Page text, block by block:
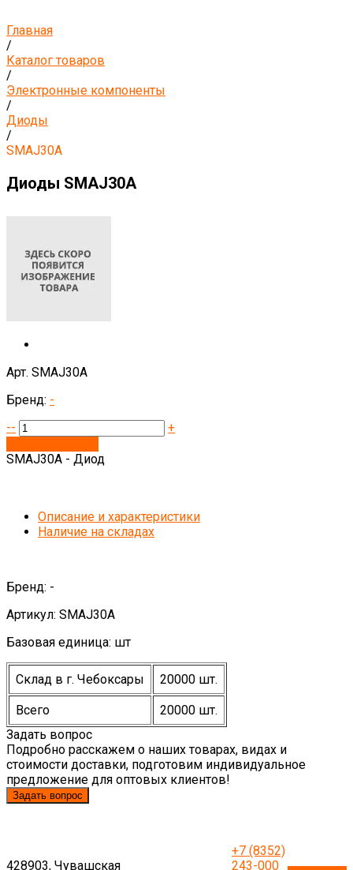
Главная
/
Каталог товаров
/
Электронные компоненты
/
Диоды
/
SMAJ30A
Диоды SMAJ30A
Арт. SMAJ30A
Бренд: -
--
+
SMAJ30A - Диод
Описание и характеристики
Наличие на складах
Бренд: -
Артикул: SMAJ30A
Базовая единица: шт
Склад в г. Чебоксары 20000 шт.
Всего
20000 шт.
Задать вопрос
Подробно расскажем о наших товарах, видах и
стоимости доставки, подготовим индивидуальное
предложение для оптовых клиентов!
Задать вопрос
428903, Чувашская
+7 (8352)
243-000